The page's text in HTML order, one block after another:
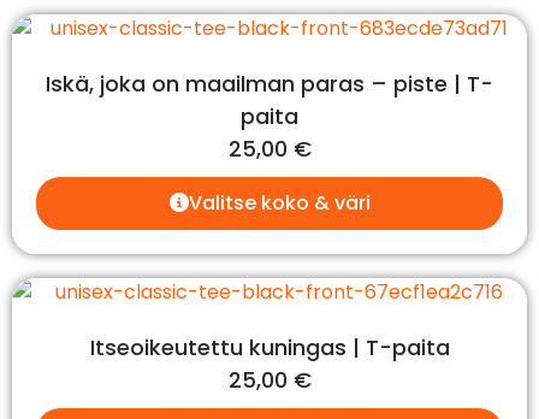
Iskä, joka on maailman paras – piste | T-
paita
25,00 €
Valitse koko & väri
Itseoikeutettu kuningas | T-paita
25,00 €